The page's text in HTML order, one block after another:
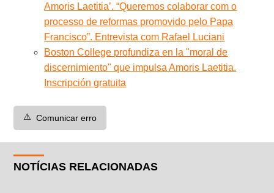
Amoris Laetitia’. “Queremos colaborar com o
processo de reformas promovido pelo Papa
Francisco”. Entrevista com Rafael Luciani
Boston College profundiza en la "moral de
discernimiento" que impulsa Amoris Laetitia.
Inscripción gratuita
⚠️ Comunicar erro
NOTÍCIAS RELACIONADAS